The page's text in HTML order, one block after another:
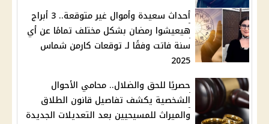
أحداث سعيدة وأموال غير متوقعة.. 3 أبراج
هيعيشوا رمضان بشكل مختلف تمامًا عن أي
سنة فاتت وفقًا لـ توقعات كارمن شماس
2025
حصريًا للحق والضلال.. محامي الأحوال
الشخصية يكشف تفاصيل قانون الطلاق
والميراث للمسيحيين بعد التعديلات الجديدة